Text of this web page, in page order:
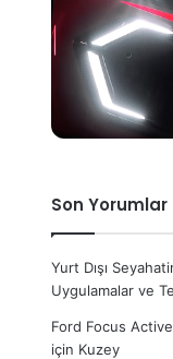
Son Yorumlar
Yurt Dışı
Uygulamalar ve
Ford Focus Active
için Kuzey